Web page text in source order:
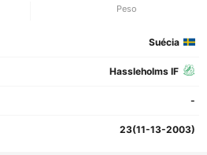
Peso
Suécia
Hassleholms IF
-
23(11-13-2003)